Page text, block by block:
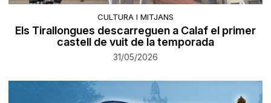
CULTURA I MITJANS
Els Tirallongues descarreguen a Calaf el primer
castell de vuit de la temporada
31/05/2026